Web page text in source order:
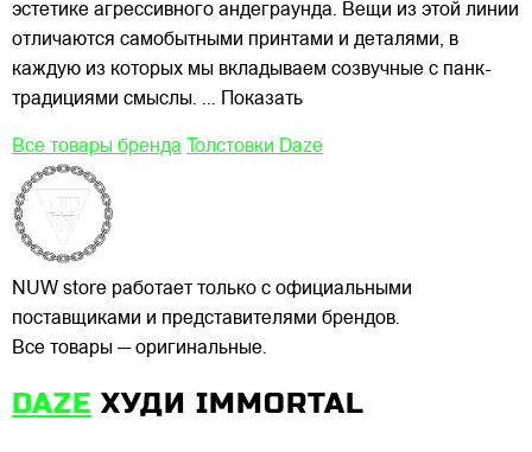
эстетике агрессивного андеграунда. Вещи из этой линии
отличаются самобытными принтами и деталями, в
каждую из которых мы вкладываем созвучные с панк-
традициями смыслы. ... Показать
Все товары бренда Толстовки Daze
NUW store работает только с официальными
поставщиками и представителями брендов.
Все товары — оригинальные.
DAZE ХУДИ IMMORTAL